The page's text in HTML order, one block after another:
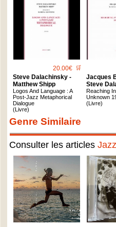
20.00€ 🛒
Steve Dalachinsky -
Matthew Shipp
Logos And Language : A
Post-Jazz Metaphorical
Dialogue
(Livre)
Jacques
Steve
Reaching
Unknown
(Livre)
Genre Similaire
Consulter les articles